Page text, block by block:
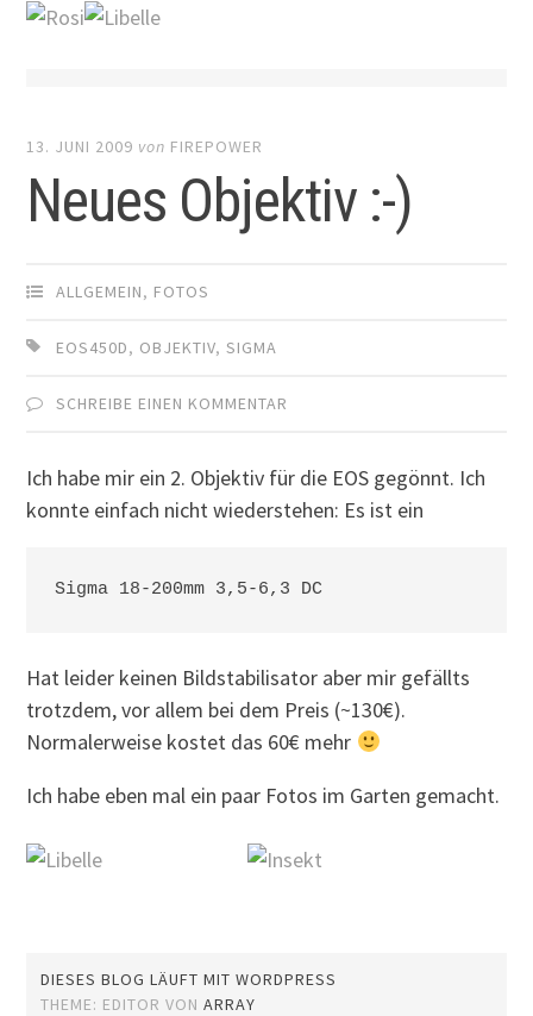
13. JUNI 2009 von FIREPOWER
Neues Objektiv :-)
ALLGEMEIN, FOTOS
EOS450D, OBJEKTIV,SIGMA
SCHREIBE EINEN KOMMENTAR
Ich habe mir ein 2. Objektiv für die EOS gegönnt. Ich
konnte einfach nicht wiederstehen: Es ist ein
Sigma 18-200mm 3,5-6,3 DC
Hat leider keinen Bildstabilisator aber mir gefällts
trotzdem, vor allem bei dem Preis (~130€).
Normalerweise kostet das 60€ mehr
Ich habe eben mal ein paar Fotos im Garten gemacht.
DIESES BLOG LÄUFT MIT WORDPRESS
THEME: EDITOR VONARRAY